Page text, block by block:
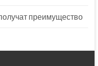
преимущество